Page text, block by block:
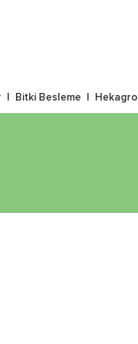
Bitki Besleme Hekagro